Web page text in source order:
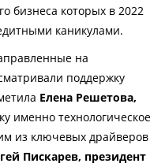
бизнеса которых в 2022
каникулами.
на
поддержку
Елена Решетова,
именно технологическое
из ключевых драйверов
Пискарев, президент